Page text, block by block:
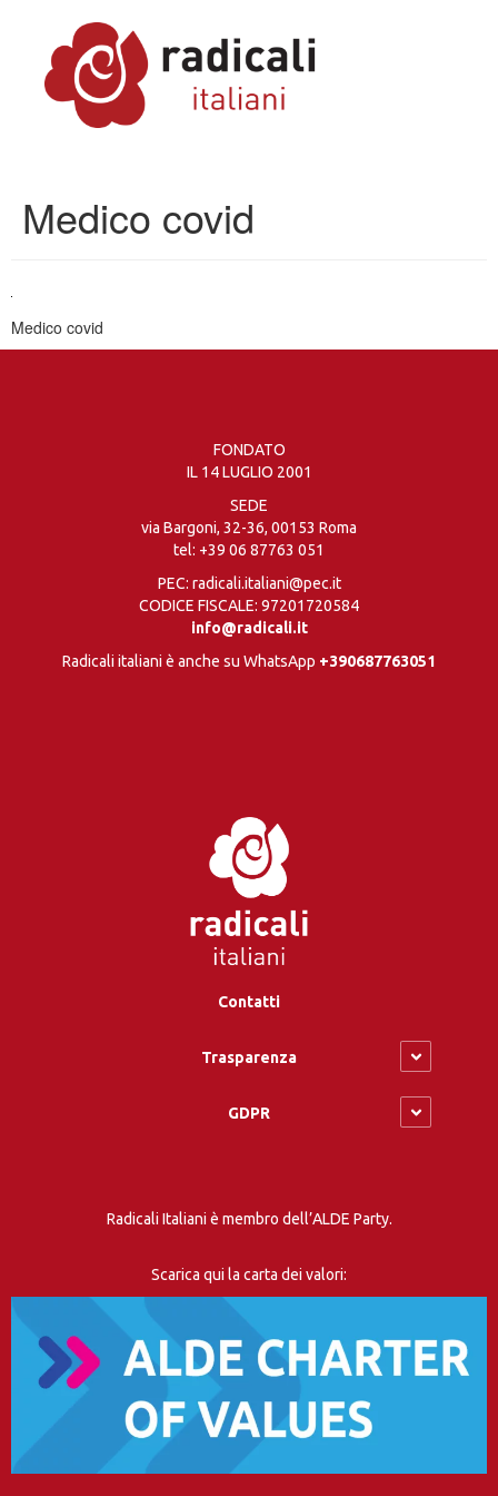
Medico covid
Medico covid
FONDATO
IL 14 LUGLIO 2001
SEDE
via Bargoni, 32-36, 00153 Roma
tel: +39 06 87763 051
PEC: radicali.italiani@pec.it
CODICE FISCALE: 97201720584
info@radicali.it
Radicali italiani è anche su WhatsApp +390687763051
Contatti
Trasparenza
GDPR
Radicali Italiani è membro dell’ALDE Party.
Scarica qui la carta dei valori: